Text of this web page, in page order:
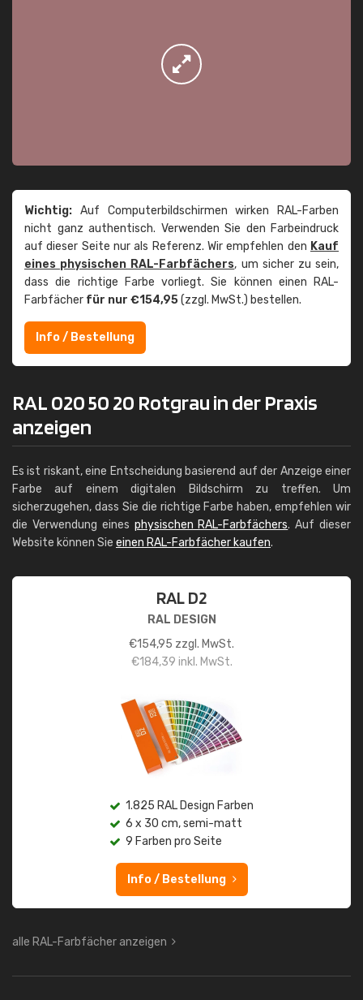
Wichtig: Auf Computerbildschirmen wirken RAL-Farben
nicht ganz authentisch. Verwenden Sie den Farbeindruck
auf dieser Seite nur als Referenz. Wir empfehlen den Kauf
eines physischen RAL-Farbfächers, um sicher zu sein,
dass die richtige Farbe vorliegt. Sie können einen RAL-
Farbfächer für nur €154,95(zzgl. MwSt.) bestellen.
Info / Bestellung
RAL 020 50 20 Rotgrau in der Praxis
anzeigen
Es ist riskant, eine Entscheidung basierend auf der Anzeige einer
Farbe auf einem digitalen Bildschirm zu treffen. Um
sicherzugehen, dass Sie die richtige Farbe haben, empfehlen wir
die Verwendung eines physischen RAL-Farbfächers. Auf dieser
Website können Sie einen RAL-Farbfächer kaufen.
RAL D2
RAL DESIGN
€154,95 zzgl. MwSt.
€184,39 inkl. MwSt.
1.825 RAL Design Farben
6 x 30 cm, semi-matt
9 Farben pro Seite
Info / Bestellung
alle RAL-Farbfächer anzeigen